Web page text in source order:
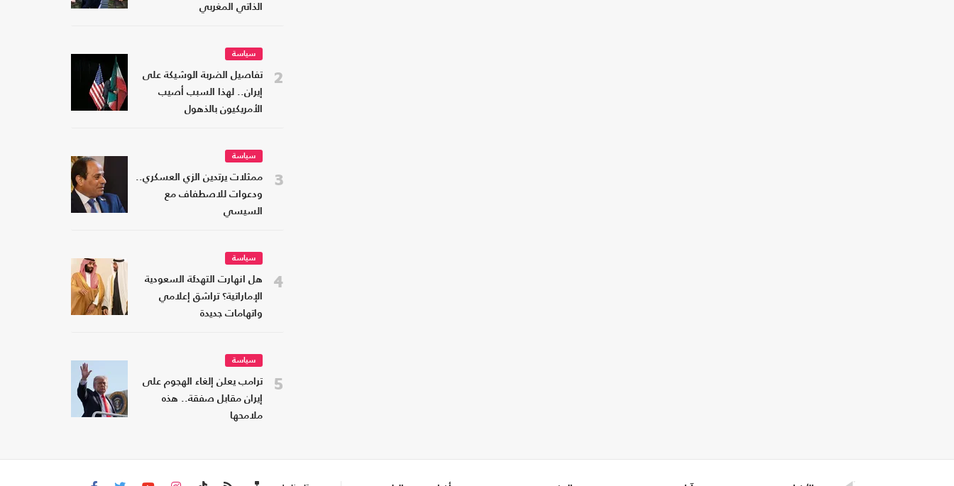
الذاتي المغربي
2
سياسة
تفاصيل الضربة الوشيكة على
إيران.. لهذا السبب أصيب
الأمريكيون بالذهول
3
سياسة
ممثلات يرتدين الزي العسكري..
ودعوات للاصطفاف مع
السيسي
4
سياسة
هل انهارت التهدئة السعودية
الإماراتية؟ تراشق إعلامي
واتهامات جديدة
5
سياسة
ترامب يعلن إلغاء الهجوم على
إيران مقابل صفقة.. هذه
ملامحها